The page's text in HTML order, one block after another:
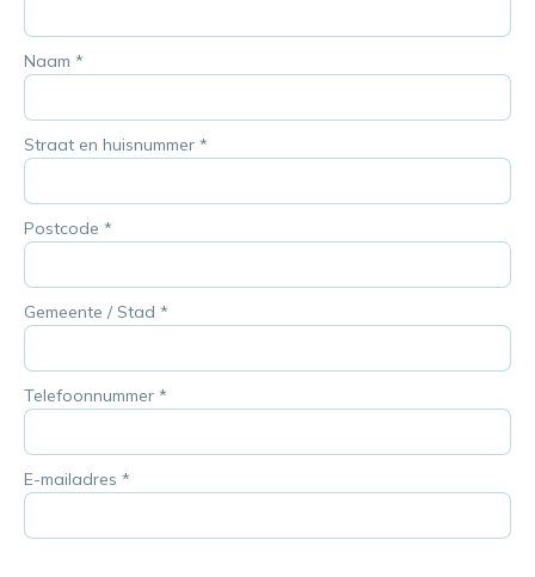
Naam *
Straat en huisnummer *
Postcode *
Gemeente / Stad *
Telefoonnummer *
E-mailadres *